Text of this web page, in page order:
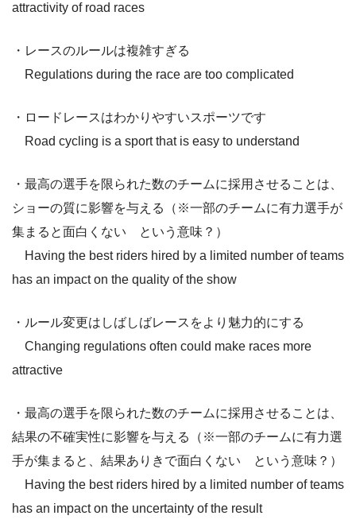
attractivity of road races
・レースのルールは複雑すぎる
Regulations during the race are too complicated
・ロードレースはわかりやすいスポーツです
Road cycling is a sport that is easy to understand
・最高の選手を限られた数のチームに採用させることは、
ショーの質に影響を与える（※一部のチームに有力選手が
集まると面白くない という意味？）
Having the best riders hired by a limited number of teams
has an impact on the quality of the show
・ルール変更はしばしばレースをより魅力的にする
Changing regulations often could make races more
attractive
・最高の選手を限られた数のチームに採用させることは、
結果の不確実性に影響を与える（※一部のチームに有力選
手が集まると、結果ありきで面白くない という意味？）
Having the best riders hired by a limited number of teams
has an impact on the uncertainty of the result